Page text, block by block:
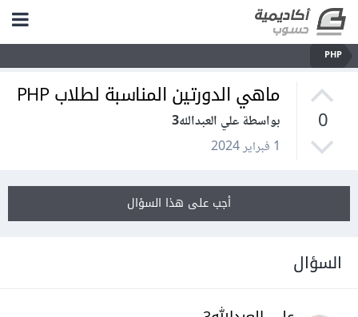
PHP
0
ماهي الدورتين المناسبة لطلاب PHP
بواسطة علي العبدالله3
1 فبراير 2024
أجب على هذا السؤال
السؤال